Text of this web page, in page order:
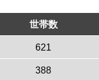
世帯数
621
388